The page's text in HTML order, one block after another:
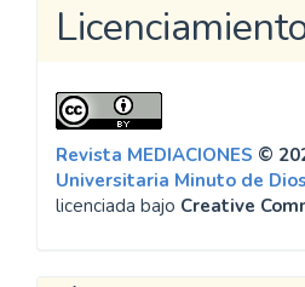
Revista MEDIACIONES ©
Universitaria Minuto de
licenciada bajo Creative